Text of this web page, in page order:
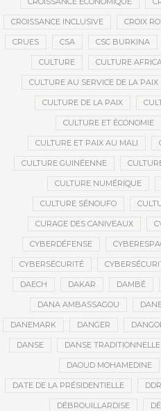
CROISSANCE INCLUSIVE CROIX
CRUES CSA CSC BURKINA
CULTURE CULTURE
CULTURE AU SERVICE DE LA PAIX
CULTURE DE LA PAIX
CULTURE ET ÉCONOMIE
CULTURE ET PAIX AU MALI
CULTURE GUINÉENNE
CULTURE NUMÉRIQUE
CULTURE SÉNOUFO
CURAGE DES CANIVEAUX
CYBERDÉFENSE
CYBERSÉCURITÉ
DAECH DAKAR DAMBÉ
DANA AMBASSAGOU
DANEMARK DANGER
DANSE DANSE TRADITIONNELLE
DAOUD MOHAMEDINE
DATE DE LA PRÉSIDENTIELLE
DÉBROUILLARDISE